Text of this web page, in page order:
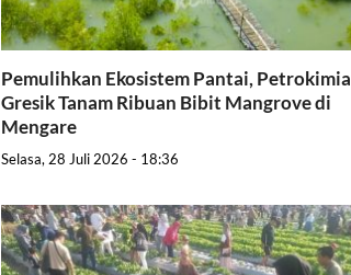
Pemulihkan Ekosistem Pantai, Petrokimia
Gresik Tanam Ribuan Bibit Mangrove di
Mengare
Selasa, 28 Juli 2026 - 18:36